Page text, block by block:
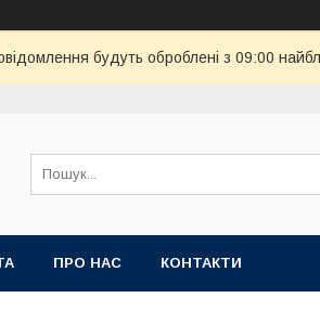
будуть оброблені з 09:00
ПРО НАС КОНТАКТИ